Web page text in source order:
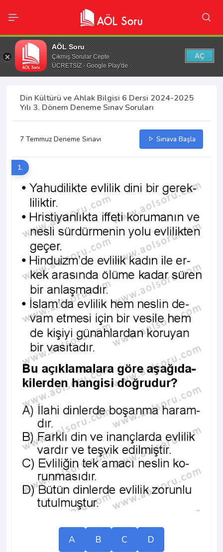
AÖL Soru
Çıkmış Sorular Cepte
ÜCRETSİZ - Google Play'de
AÇ
Din Kültürü ve Ahlak Bilgisi 6 Dersi 2024-2025
Yılı 3. Dönem Deneme Sınav Soruları
7 Temmuz Deneme Sınavı Sınava Başla
1.
A B C D